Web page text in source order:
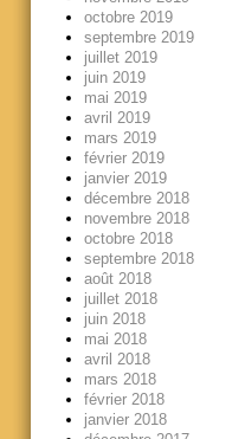
octobre 2019
septembre 2019
juillet 2019
juin 2019
mai 2019
avril 2019
mars 2019
février 2019
janvier 2019
décembre 2018
novembre 2018
octobre 2018
septembre 2018
août 2018
juillet 2018
juin 2018
mai 2018
avril 2018
mars 2018
février 2018
janvier 2018